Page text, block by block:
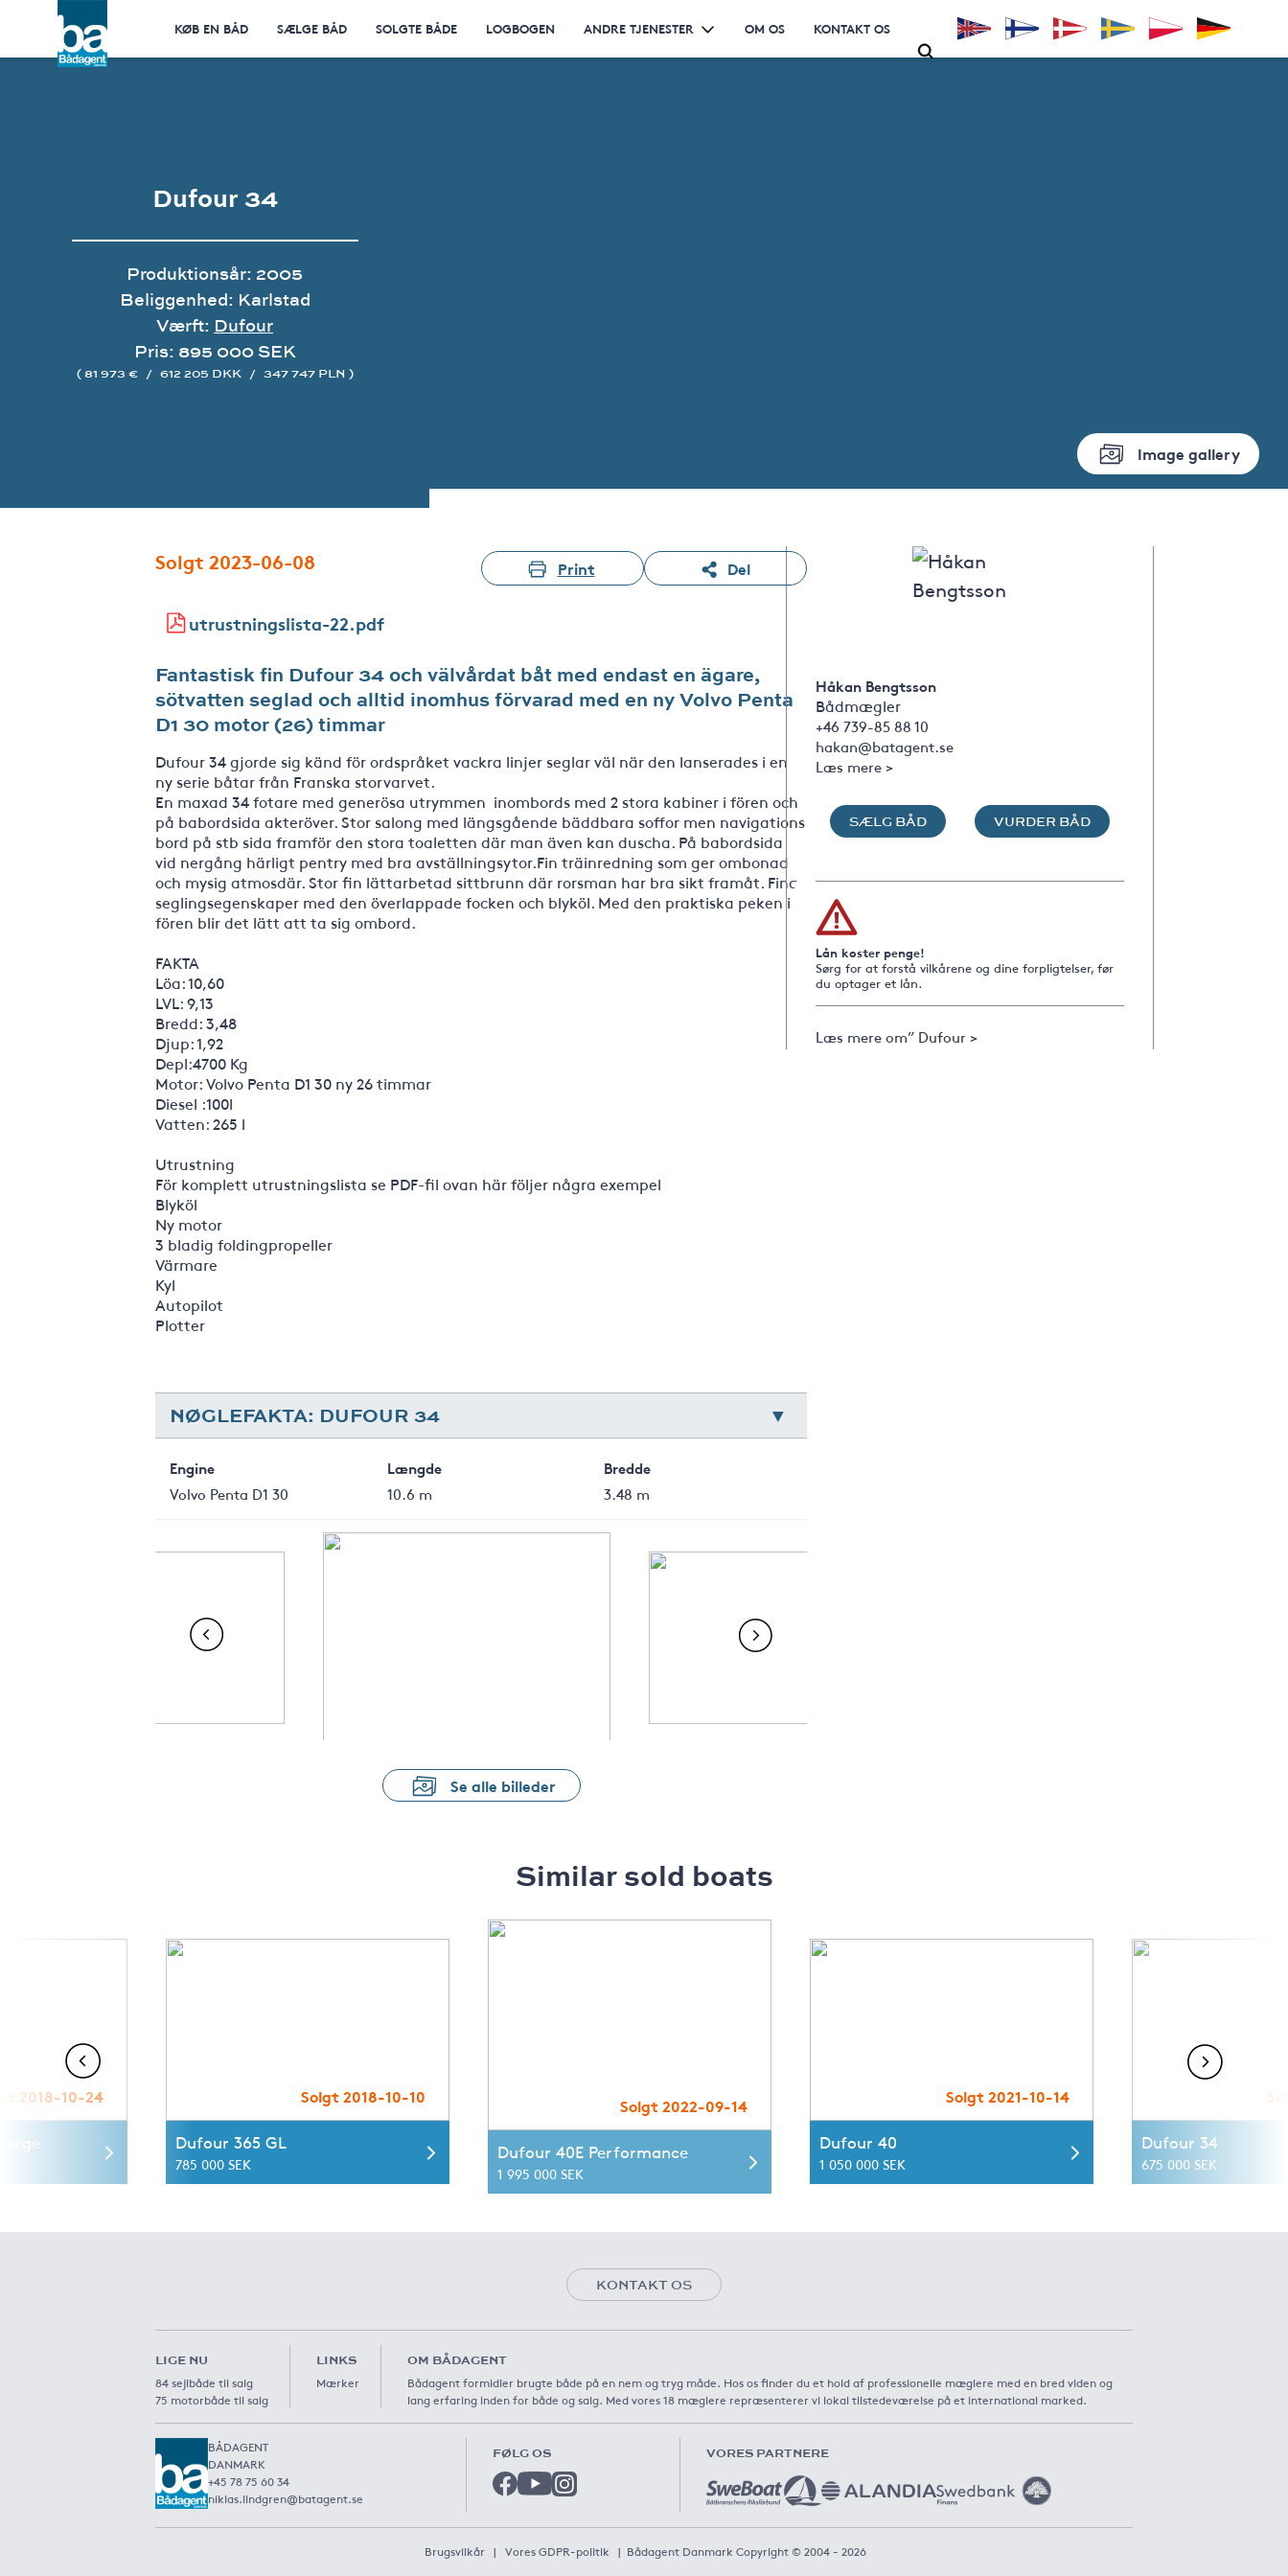
KØB EN BÅD SÆLGE BÅD SOLGTE BÅDE LOGBOGEN ANDRE TJENESTER OM OS KONTAKT OS
Image gallery
Dufour 34
Produktionsår: 2005
Beliggenhed: Karlstad
Værft: Dufour
Pris: 895 000 SEK
( 81 973 € / 612 205 DKK / 347 747 PLN )
Solgt 2023-06-08 Print Del
utrustningslista-22.pdf
Fantastisk fin Dufour 34 och välvårdat båt med endast en ägare,
sötvatten seglad och alltid inomhus förvarad med en ny Volvo Penta
D1 30 motor (26) timmar
Dufour 34 gjorde sig känd för ordspråket vackra linjer seglar väl när den lanserades i en
ny serie båtar från Franska storvarvet.
En maxad 34 fotare med generösa utrymmen inombords med 2 stora kabiner i fören och
på babordsida akteröver. Stor salong med längsgående bäddbara soffor men navigations
bord på stb sida framför den stora toaletten där man även kan duscha. På babordsida
vid nergång härligt pentry med bra avställningsytor.Fin träinredning som ger ombonad
och mysig atmosdär. Stor fin lättarbetad sittbrunn där rorsman har bra sikt framåt. Fina
seglingsegenskaper med den överlappade focken och blyköl. Med den praktiska peken i
fören blir det lätt att ta sig ombord.
FAKTA
Löa: 10,60
LVL: 9,13
Bredd: 3,48
Djup: 1,92
Depl:4700 Kg
Motor: Volvo Penta D1 30 ny 26 timmar
Diesel :100l
Vatten: 265 l
Utrustning
För komplett utrustningslista se PDF-fil ovan här följer några exempel
Blyköl
Ny motor
3 bladig foldingpropeller
Värmare
Kyl
Autopilot
Plotter
NØGLEFAKTA: DUFOUR 34
Engine
Volvo Penta D1 30
Længde
10.6 m
Bredde
3.48 m
Se alle billeder
Håkan Bengtsson
Bådmægler
+46 739-85 88 10
hakan@batagent.se
Læs mere >
SÆLG BÅD VURDER BÅD
Lån koster penge!
Sørg for at forstå vilkårene og dine forpligtelser, før
du optager et lån.
Læs mere om” Dufour >
Similar sold boats
2018-10-24 Solgt 2018-10-10
Dufour 365 GL
785 000 SEK
Solgt 2022-09-14
Dufour 40E Performance
1 995 000 SEK
Solgt 2021-10-14
Dufour 40
1 050 000 SEK
Dufour 34
675 000 SEK
KONTAKT OS
LIGE NU
84 sejlbåde til salg
75 motorbåde til salg
LINKS
Mærker
OM BÅDAGENT
Bådagent formidler brugte både på en nem og tryg måde. Hos os finder du et hold af professionelle mæglere med en bred viden og
lang erfaring inden for både og salg. Med vores 18 mæglere repræsenterer vi lokal tilstedeværelse på et international marked.
BÅDAGENT
DANMARK
+45 78 75 60 34
niklas.lindgren@batagent.se
FØLG OS VORES PARTNERE
Brugsvilkår | Vores GDPR-politik | Bådagent Danmark Copyright © 2004 - 2026